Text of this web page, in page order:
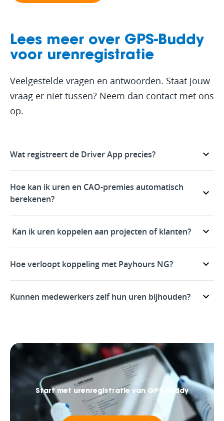
Lees meer over GPS-Buddy
voor urenregistratie
Veelgestelde vragen en antwoorden. Staat jouw
vraag er niet tussen? Neem dan contact met ons
op.
Wat registreert de Driver App precies?
Hoe kan ik uren en CAO-premies automatisch
berekenen?
Kan ik uren koppelen aan projecten of klanten?
Hoe verloopt koppeling met Payhours NG?
Kunnen medewerkers zelf hun uren bijhouden?
Start met uren­registratie van GPS-Buddy